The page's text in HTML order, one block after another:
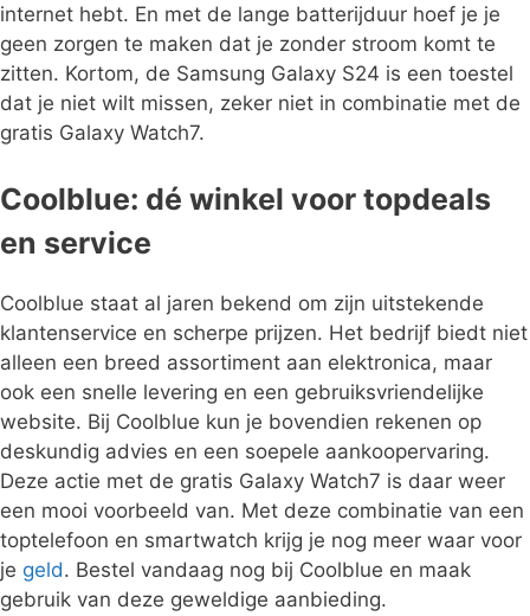
internet hebt. En met de lange batterijduur hoef je je
geen zorgen te maken dat je zonder stroom komt te
zitten. Kortom, de Samsung Galaxy S24 is een toestel
dat je niet wilt missen, zeker niet in combinatie met de
gratis Galaxy Watch7.
Coolblue: dé winkel voor topdeals
en service
Coolblue staat al jaren bekend om zijn uitstekende
klantenservice en scherpe prijzen. Het bedrijf biedt niet
alleen een breed assortiment aan elektronica, maar
ook een snelle levering en een gebruiksvriendelijke
website. Bij Coolblue kun je bovendien rekenen op
deskundig advies en een soepele aankoopervaring.
Deze actie met de gratis Galaxy Watch7 is daar weer
een mooi voorbeeld van. Met deze combinatie van een
toptelefoon en smartwatch krijg je nog meer waar voor
je geld. Bestel vandaag nog bij Coolblue en maak
gebruik van deze geweldige aanbieding.